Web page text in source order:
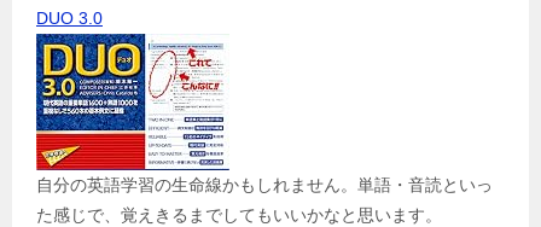
DUO 3.0
自分の英語学習の生命線かもしれません。単語・音読といっ
た感じで、覚えきるまでしてもいいかなと思います。